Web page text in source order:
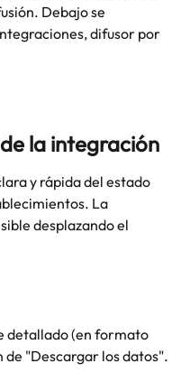
Debajo se
difusor por
la integración
y rápida del estado
La
desplazando el
detallado (en formato
de "Descargar los datos".